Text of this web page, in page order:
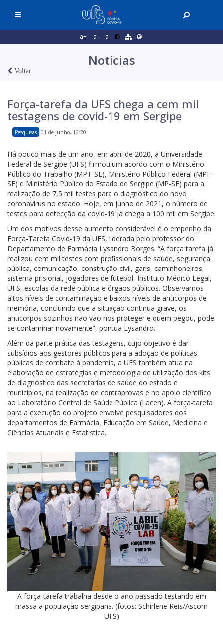
a+ a- a
Notícias
Voltar
Força-tarefa da UFS chega a cem mil
testagens de covid-19 em Sergipe
Pesquisas 01 de junho, 16:20
Há pouco mais de um ano, em abril de 2020, a Universidade
Federal de Sergipe (UFS) firmou um acordo com o Ministério
Público do Trabalho (MPT-SE), Ministério Público Federal (MPF-
SE) e Ministério Público do Estado de Sergipe (MP-SE) para a
realização de 7,5 mil testes para o diagnóstico do novo
coronavírus no estado. Hoje, em junho de 2021, o número de
testes para detecção da covid-19 já chega a 100 mil em Sergipe.
Um dos motivos desse aumento considerável é o empenho da
Força-Tarefa Covid-19 da UFS, liderada pelo professor do
Departamento de Farmácia Lysandro Borges. “A força tarefa já
realizou cem mil testes com profissionais de saúde, segurança
pública, comunicação, construção civil, garis, caminhoneiros,
sistema prisional, jogadores de futebol, Instituto Médico Legal,
UFS, escolas da rede pública e órgãos públicos. Observamos
altos níveis de contaminação e baixos níveis de anticorpos de
memória, concluindo que a situação continua grave, os
anticorpos sozinhos não vão nos proteger e quem pegou, pode
se contaminar novamente”, pontua Lysandro.
Além da parte prática das testagens, cujo objetivo é dar
subsídios aos gestores públicos para a adoção de políticas
públicas de combate à pandemia, a UFS também atua na
elaboração de estratégias e metodologia de utilização dos kits
de diagnóstico das secretarias de saúde do estado e
municípios, na realização de contraprovas e no apoio científico
ao Laboratório Central de Saúde Pública (Lacen). A força-tarefa
para a execução do projeto envolve pesquisadores dos
departamentos de Farmácia, Educação em Saúde, Medicina e
Ciências Atuariais e Estatística.
A força-tarefa trabalha desde o ano passado testando em
massa a população sergipana. (fotos: Schirlene Reis/Ascom
UFS)